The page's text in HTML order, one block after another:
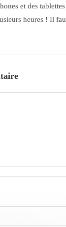
et des
heures ! Il